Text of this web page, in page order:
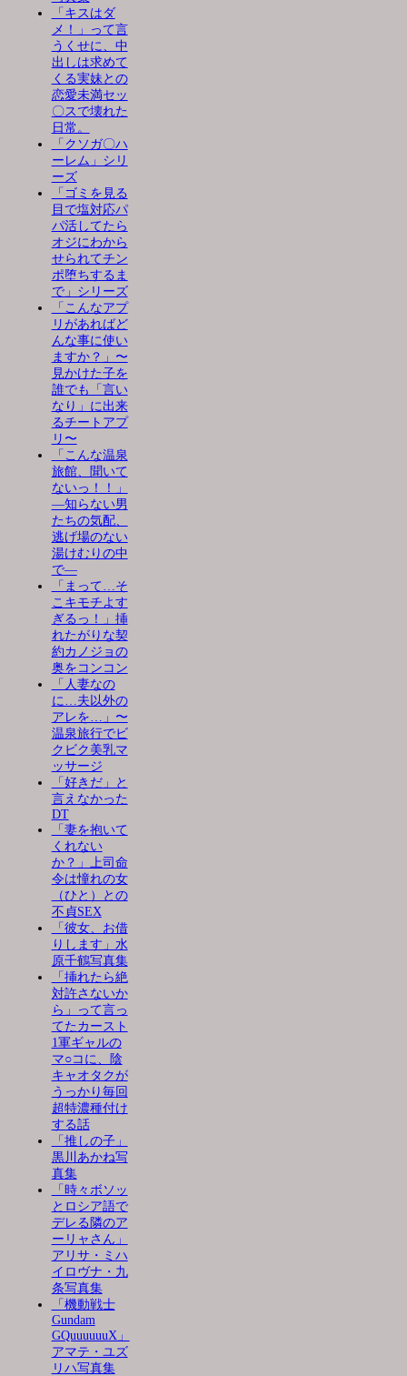
「キスはダ
メ！」って言
うくせに、中
出しは求めて
くる実妹との
恋愛未満セッ
〇スで壊れた
日常。
「クソガ〇ハ
ーレム」シリ
ーズ
「ゴミを見る
目で塩対応パ
パ活してたら
オジにわから
せられてチン
ポ堕ちするま
で」シリーズ
「こんなアプ
リがあればど
んな事に使い
ますか？」〜
見かけた子を
誰でも「言い
なり」に出来
るチートアプ
リ〜
「こんな温泉
旅館、聞いて
ないっ！！」
―知らない男
たちの気配、
逃げ場のない
湯けむりの中
で―
「まって…そ
こキモチよす
ぎるっ！」挿
れたがりな契
約カノジョの
奥をコンコン
「人妻なの
に…夫以外の
アレを…」〜
温泉旅行でビ
クビク美乳マ
ッサージ
「好きだ」と
言えなかった
DT
「妻を抱いて
くれない
か？」上司命
令は憧れの女
（ひと）との
不貞SEX
「彼女、お借
りします」水
原千鶴写真集
「挿れたら絶
対許さないか
ら」って言っ
てたカースト
1軍ギャルの
マ○コに、陰
キャオタクが
うっかり毎回
超特濃種付け
する話
「推しの子」
黒川あかね写
真集
「時々ボソッ
とロシア語で
デレる隣のア
ーリャさん」
アリサ・ミハ
イロヴナ・九
条写真集
「機動戦士
Gundam
GQuuuuuuX」
アマテ・ユズ
リハ写真集